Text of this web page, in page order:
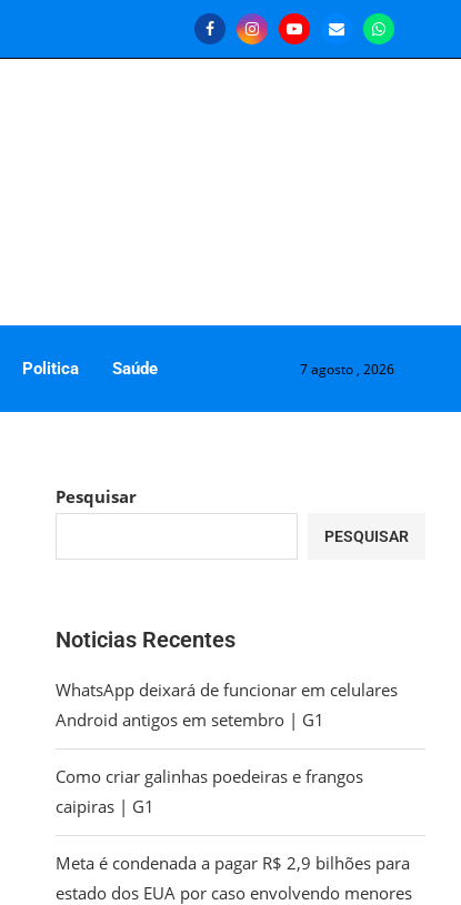
Politica Saúde 7 agosto , 2026
Pesquisar
PESQUISAR
Noticias Recentes
WhatsApp deixará de funcionar em celulares
Android antigos em setembro | G1
Como criar galinhas poedeiras e frangos
caipiras | G1
Meta é condenada a pagar R$ 2,9 bilhões para
estado dos EUA por caso envolvendo menores